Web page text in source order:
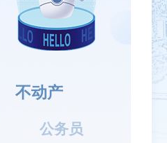
不动产
公务员